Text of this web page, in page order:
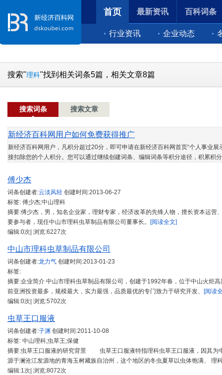
首页
行业资讯 企业动态
最新资讯 百科词条
搜索"理科"找到相关词条5篇，相关文章8篇
搜索词条 搜索文章
新经济百科网用户如何免费获得推广
新经济百科网用户，凡积分超过20分，即可申请在新经济百科网首页“个人事业
接扣除您的个人积分。您可以通过继续创建词条、编辑词条等积分途径，积累积
傅少杰
词条创建者:云淡风轻 创建时间:2013-06-27
标签: 傅少杰;中山理科
摘要:傅少杰，男，知名企业家，理财专家，经济改革的先锋人物，擅长资本运
要参与者，现任中山市理科虫草制品有限公司董事长。
[阅读全文]
编辑:0次| 浏览:6227次
中山市理科虫草制品有限公司
词条创建者:龙力气 创建时间:2013-01-23
标签:
摘要:企业简介 中山市理科虫草制品有限公司，创建于1992年春，位于中山火炬
前亚洲投资最多，规模最大，实力最强，品质最优的专门致力于研究开发、
[阅读
编辑:0次| 浏览:5702次
虫草王口服液
词条创建者:子渊 创建时间:2011-10-08
标签: 中山理科;虫草王;保健
摘要:虫草王口服液的研究背景 虫草王口服液特指理科虫草王口服液，因其为
源于澜沧江发源地的青海玉树藏族自治州，这个地区的冬虫夏草以虫体饱满、 理
编辑:1次| 浏览:8072次